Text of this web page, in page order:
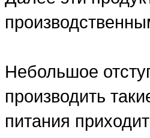
Небольшое
производить
питания